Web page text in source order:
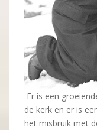
Er is een
de kerk en er is
het misbruik met